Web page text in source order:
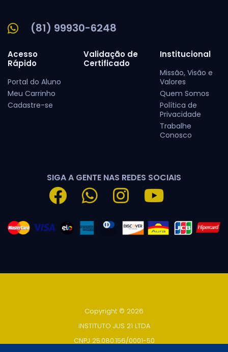
(81) 99930-6248
Acesso
Rápido
Portal do Aluno
Meu Carrinho
Cadastre-se
Validação de
Certificado
Institucional
Missão, Visão e
Valores
Quem Somos
Política de
Privacidade
Trabalhe
Conosco
SIGA A GENTE NAS REDES SOCIAIS
Copyright © 2026
INSTITUTO JUS 21 LTDA
CNPJ 25.080.156/0001-50